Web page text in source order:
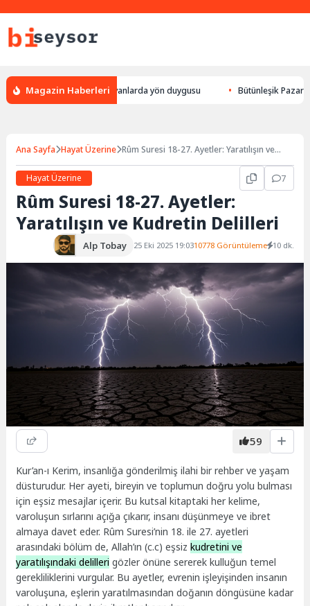
Magazin Haberleri
yön bulması, hayvanlarda yön duygusu Bütünleşik Pazarlama:
Ana Sayfa Hayat Üzerine Rûm Suresi 18-27. Ayetler: Yaratılışın ve
Hayat Üzerine
7
Rûm Suresi 18-27. Ayetler:
Yaratılışın ve Kudretin Delilleri
Alp Tobay 25 Eki 2025 19:0310778 Görüntüleme 10 dk.
59
Kur’an-ı Kerim, insanlığa gönderilmiş ilahi bir rehber ve yaşam
düsturudur. Her ayeti, bireyin ve toplumun doğru yolu bulması
için eşsiz mesajlar içerir. Bu kutsal kitaptaki her kelime,
varoluşun sırlarını açığa çıkarır, insanı düşünmeye ve ibret
almaya davet eder. Rûm Suresi’nin 18. ile 27. ayetleri
arasındaki bölüm de, Allah’ın (c.c) eşsizkudretini ve
yaratılışındaki delilleri gözler önüne sererek kulluğun temel
gerekliliklerini vurgular. Bu ayetler, evrenin işleyişinden insanın
varoluşuna, eşlerin yaratılmasından doğanın döngüsüne kadar